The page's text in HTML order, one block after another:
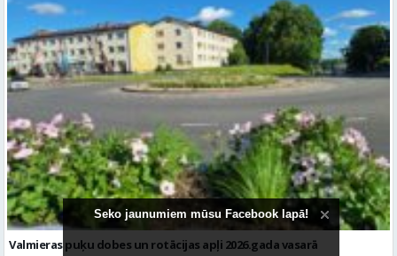
Valmieras puķu dobes un rotācijas apļi 2026.gada vasarā
Seko jaunumiem mūsu Facebook lapā!